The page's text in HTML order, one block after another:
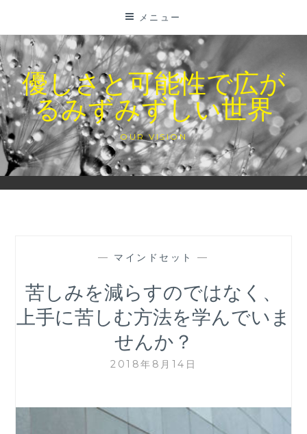
テ
ン
ツ
に
ス
キ
ッ
プ
メニュー
優しさと可能性で広が
るみずみずしい世界
OUR VISION
— マインドセット —
苦しみを減らすのではなく、
上手に苦しむ方法を学んでいま
せんか？
2018年8月14日